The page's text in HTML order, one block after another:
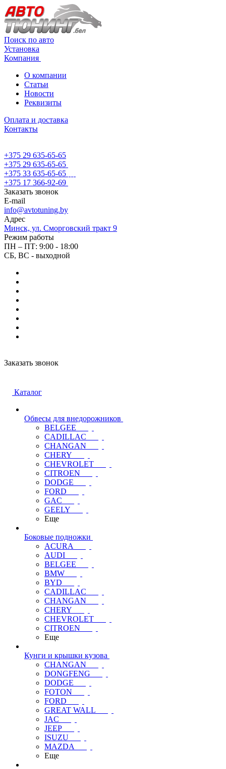
Поиск по авто
Установка
Компания
О компании
Статьи
Новости
Реквизиты
Оплата и доставка
Контакты
+375 29 635-65-65
+375 29 635-65-65
+375 33 635-65-65
+375 17 366-92-69
Заказать звонок
E-mail
info@avtotuning.by
Адрес
Минск, ул. Сморговский тракт 9
Режим работы
ПН – ПТ: 9:00 - 18:00
СБ, ВС - выходной
Заказать звонок
Каталог
Обвесы для внедорожников
BELGEE
CADILLAC
CHANGAN
CHERY
CHEVROLET
CITROEN
DODGE
FORD
GAC
GEELY
Еще
Боковые подножки
ACURA
AUDI
BELGEE
BMW
BYD
CADILLAC
CHANGAN
CHERY
CHEVROLET
CITROEN
Еще
Кунги и крышки кузова
CHANGAN
DONGFENG
DODGE
FOTON
FORD
GREAT WALL
JAC
JEEP
ISUZU
MAZDA
Еще